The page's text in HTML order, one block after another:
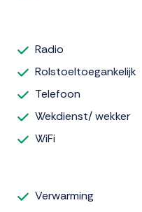
Radio
Rolstoeltoegankelijk
Telefoon
Wekdienst/ wekker
WiFi
Verwarming